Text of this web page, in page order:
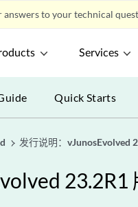
answers to your technical
Services
Quick Starts
发行说明：vJunosEvolved
23.2R1